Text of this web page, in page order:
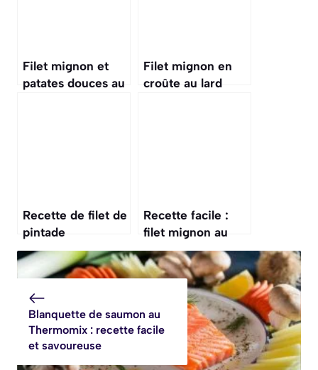
embarquons dans cette aventure savoureuse où créativité
et tradition se rencontrent.
Filet mignon et
patates douces au
Cookeo : recette
facile et
savoureuse
Filet mignon en
croûte au lard
avec sauce
moutarde